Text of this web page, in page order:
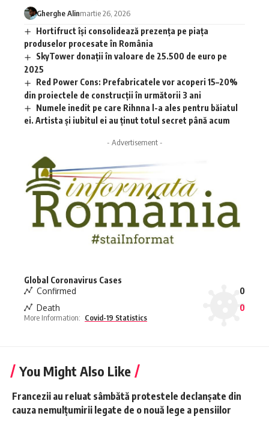
Gherghe Alinmartie 26, 2026
Hortifruct își consolidează prezența pe piața
produselor procesate în România
SkyTower donații în valoare de 25.500 de euro pe
2025
Red Power Cons: Prefabricatele vor acoperi 15–20%
din proiectele de construcții în următorii 3 ani
Numele inedit pe care Rihnna l-a ales pentru băiatul
ei. Artista și iubitul ei au ținut totul secret până acum
- Advertisement -
Global Coronavirus Cases
Confirmed
0
Death
0
More Information: Covid-19 Statistics
You Might Also Like
Francezii au reluat sâmbătă protestele declanşate din
cauza nemulţumirii legate de o nouă lege a pensiilor